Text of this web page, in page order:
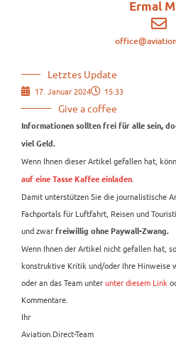
Ermal
Letztes Update
17. Januar 2024 15:33
Give a coffee
Informationen sollten frei für alle sein,
viel Geld.
Wenn Ihnen dieser Artikel gefallen hat,
auf eine Tasse Kaffee einladen
Damit unterstützen Sie die journalistische
Fachportals für Luftfahrt, Reisen und
und zwar freiwillig ohne Paywall-Zwang.
Wenn Ihnen der Artikel nicht gefallen hat,
konstruktive Kritik und/oder Ihre Hinweise
oder an das Team unterunter diesem Link
Kommentare.
Ihr
Aviation.Direct-Team